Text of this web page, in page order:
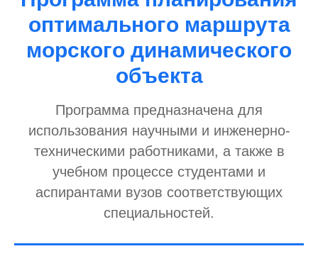
оптимального маршрута
морского динамического
объекта
Программа предназначена для
использования научными и инженерно-
техническими работниками, а также в
учебном процессе студентами и
аспирантами вузов соответствующих
специальностей.